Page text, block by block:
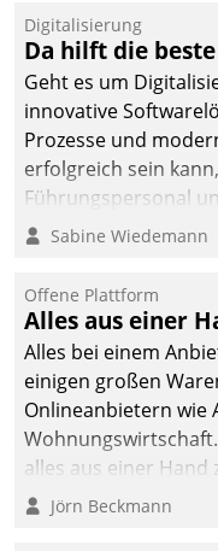
Jahresbeginn eine
Überblick, Einsicht
Eingriff bietende
Zur Entwicklung
man auf
Cloudtechnologie,
bewährte und
agile
Digitalisierung
Da hilft die
Geht es um
innovative
Prozesse und
erfolgreich sein
Führungspersonal
verändern und
Sabine Wiedemann
Offene Plattform
Alles aus einer
Alles bei einem
einigen großen
Onlineanbietern wie
alles aus einer Hand
Jörn Beckmann